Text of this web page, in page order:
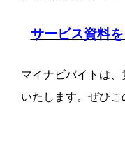
サービス資料
マイナビバイトは
いたします。ぜひこ